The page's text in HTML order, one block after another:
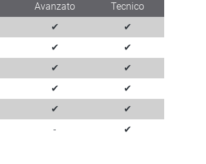
Avanzato
Tecnico
✔
✔
✔
✔
✔
✔
✔
✔
✔
✔
- ✔